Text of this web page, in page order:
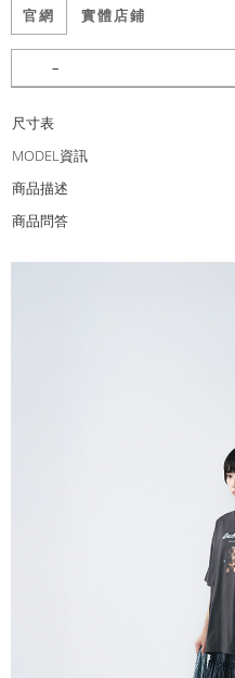
官網 實體店鋪
尺寸表
MODEL資訊
商品描述
商品問答